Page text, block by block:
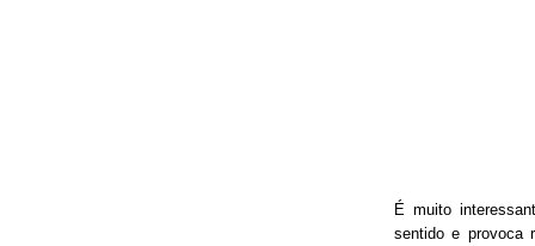
É muito
sentido e provoca